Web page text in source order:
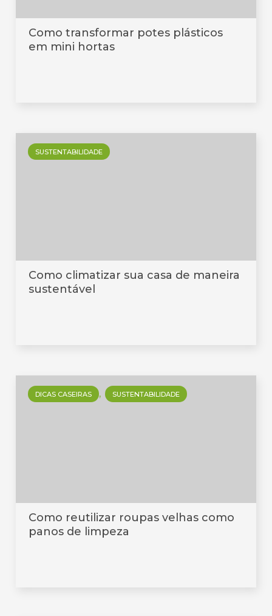
Como transformar potes plásticos
em mini hortas
SUSTENTABILIDADE
Como climatizar sua casa de maneira
sustentável
DICAS CASEIRAS SUSTENTABILIDADE
Como reutilizar roupas velhas como
panos de limpeza